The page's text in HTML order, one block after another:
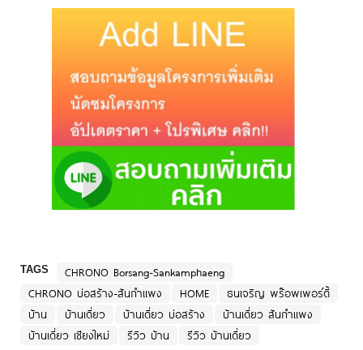
TAGS
CHRONO Borsang-Sankamphaeng
CHRONO บ่อสร้าง-สันกำแพง
HOME
ธนเจริญ พร๊อพเพอร์ตี้
บ้าน
บ้านเดี่ยว บ้านเดี่ยว บ่อสร้าง
บ้านเดี่ยว สันกำแพง
บ้านเดี่ยว เชียงใหม่
รีวิว บ้าน รีวิว บ้านเดี่ยว